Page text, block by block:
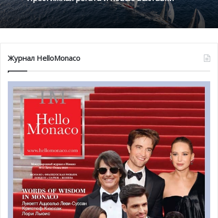
Расписание аукциона:
Четверг 12 мая 2016
18:30 – открытие аукциона, аукционный предпоказ
10:00-19:00 – аукционный предпоказ, ознакомление с
лотами
Суббота 14 мая 2016
9:00-12:00 – аукционный предпоказ, ознакомление с
лотами
12:00 – начало аукциона (аукцион продлится в среднем
3-4 часа)
16:00-18:00 – прием после
аукциона[/otw_shortcode_info_box]
Журнал HelloMonaco